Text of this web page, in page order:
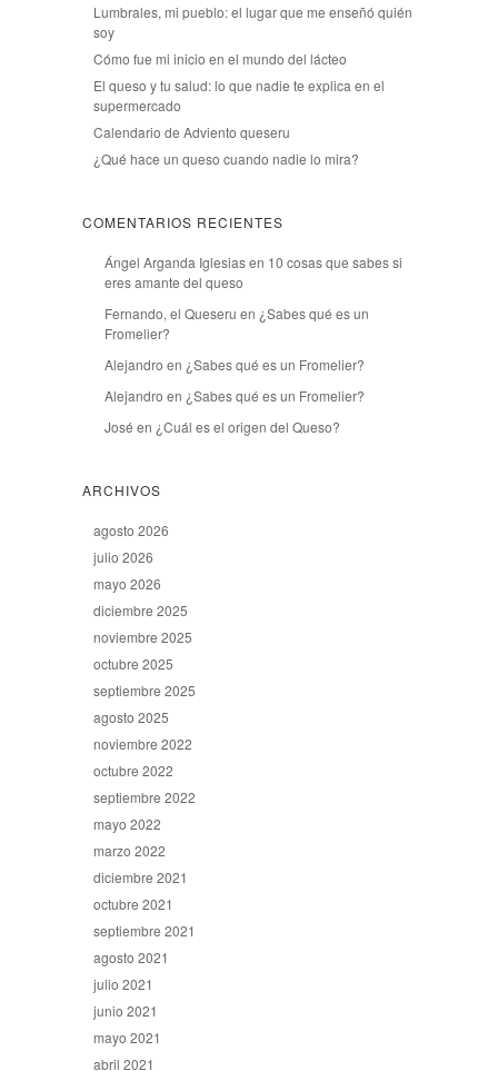
Lumbrales, mi pueblo: el lugar que me enseñó quién
soy
Cómo fue mi inicio en el mundo del lácteo
El queso y tu salud: lo que nadie te explica en el
supermercado
Calendario de Adviento queseru
¿Qué hace un queso cuando nadie lo mira?
COMENTARIOS RECIENTES
Ángel Arganda Iglesiasen 10 cosas que sabes si
eres amante del queso
Fernando, el Queseru en ¿Sabes qué es un
Fromelier?
Alejandro en ¿Sabes qué es un Fromelier?
Alejandro en ¿Sabes qué es un Fromelier?
José en ¿Cuál es el origen del Queso?
ARCHIVOS
agosto 2026
julio 2026
mayo 2026
diciembre 2025
noviembre 2025
octubre 2025
septiembre 2025
agosto 2025
noviembre 2022
octubre 2022
septiembre 2022
mayo 2022
marzo 2022
diciembre 2021
octubre 2021
septiembre 2021
agosto 2021
julio 2021
junio 2021
mayo 2021
abril 2021